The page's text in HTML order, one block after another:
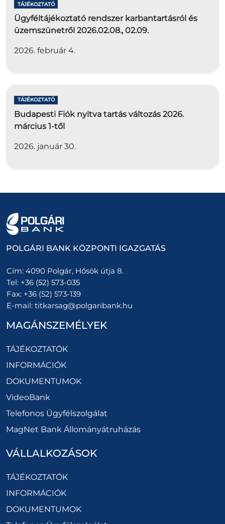
TÁJÉKOZTATÓ
Ügyféltájékoztató rendszer karbantartásról és
üzemszünetről 2026.02.08., 02.09.
2026. február 4.
TÁJÉKOZTATÓ
Budapesti Fiók nyitva tartás változás 2026.
március 1-től
2026. január 30.
POLGÁRI BANK KÖZPONTI IGAZGATÁS
Cím: 4090 Polgár, Hősök útja 8.
Tel: +36 (52) 573-035
Fax: +36 (52) 573-139
E-mail: titkarsag@polgaribank.hu
MAGÁNSZEMÉLYEK
TÁJÉKOZTATÓK
INFORMÁCIÓK
DOKUMENTUMOK
VideoBank
Telefonos Ügyfélszolgálat
MagNet Bank Állományátruházás
VÁLLALKOZÁSOK
TÁJÉKOZTATÓK
INFORMÁCIÓK
DOKUMENTUMOK